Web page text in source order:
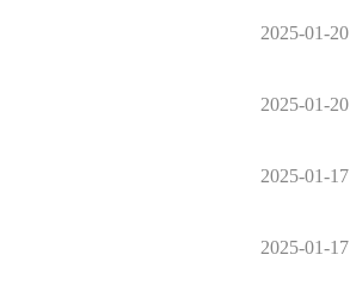
2025-01-20
2025-01-20
2025-01-17
2025-01-17